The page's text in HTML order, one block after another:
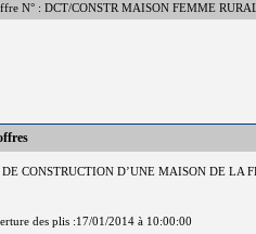
N° : DCT/CONSTR MAISON FEMME
CONSTRUCTION D’UNE MAISON DE LA
des plis :17/01/2014 à 10:00:00